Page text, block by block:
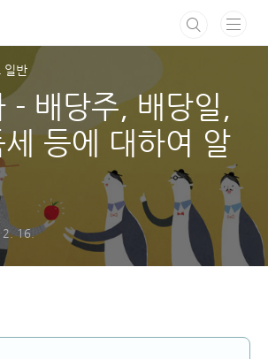
일반
- 배당주, 배당일,
등에 대하여 알
2. 16.